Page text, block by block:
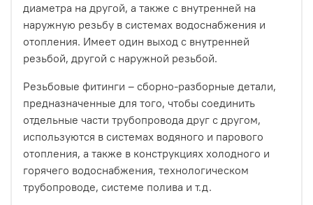
диаметра на другой, а также с внутренней на
наружную резьбу в системах водоснабжения и
отопления. Имеет один выход с внутренней
резьбой, другой с наружной резьбой.
Резьбовые фитинги – сборно-разборные детали,
предназначенные для того, чтобы соединить
отдельные части трубопровода друг с другом,
используются в системах водяного и парового
отопления, а также в конструкциях холодного и
горячего водоснабжения, технологическом
трубопроводе, системе полива и т.д.